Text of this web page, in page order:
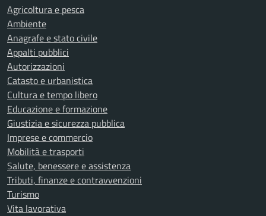
Agricoltura e pesca
Ambiente
Anagrafe e stato civile
Appalti pubblici
Autorizzazioni
Catasto e urbanistica
Cultura e tempo libero
Educazione e formazione
Giustizia e sicurezza pubblica
Imprese e commercio
Mobilità e trasporti
Salute, benessere e assistenza
Tributi, finanze e contravvenzioni
Turismo
Vita lavorativa